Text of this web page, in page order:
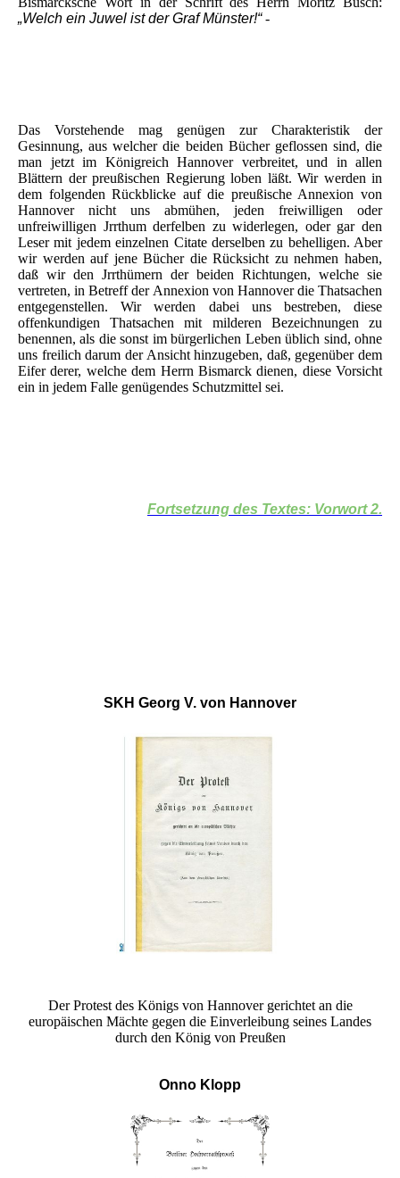
„Welch ein Juwel ist der Graf Münster!“-
Das Vorstehende mag genügen zur Charakteristik der
Gesinnung, aus welcher die beiden Bücher geflossen sind, die
man jetzt im Königreich Hannover verbreitet, und in allen
Blättern der preußischen Regierung loben läßt. Wir werden in
dem folgenden Rückblicke auf die preußische Annexion von
Hannover nicht uns abmühen, jeden freiwilligen oder
unfreiwilligen Jrrthum derfelben zu widerlegen, oder gar den
Leser mit jedem einzelnen Citate derselben zu behelligen. Aber
wir werden auf jene Bücher die Rücksicht zu nehmen haben,
daß wir den Jrrthümern der beiden Richtungen, welche sie
vertreten, in Betreff der Annexion von Hannover die Thatsachen
entgegenstellen. Wir werden dabei uns bestreben, diese
offenkundigen Thatsachen mit milderen Bezeichnungen zu
benennen, als die sonst im bürgerlichen Leben üblich sind, ohne
uns freilich darum der Ansicht hinzugeben, daß, gegenüber dem
Eifer derer, welche dem Herrn Bismarck dienen, diese Vorsicht
ein in jedem Falle genügendes Schutzmittel sei.
Fortsetzung des Textes: Vorwort 2.
SKH Georg V. von Hannover
Der Protest des Königs von Hannover gerichtet an die
europäischen Mächte gegen die Einverleibung seines Landes
durch den König von Preußen
Onno Klopp